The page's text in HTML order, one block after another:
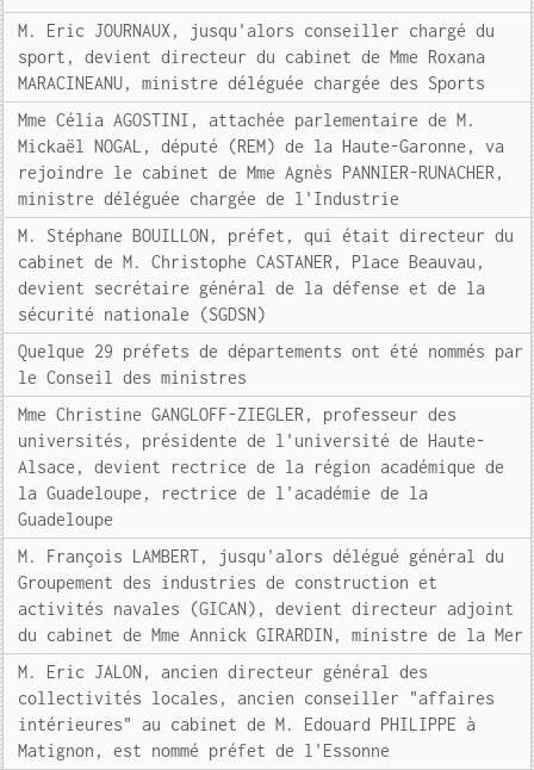
M. Eric JOURNAUX, jusqu'alors conseiller chargé du
sport, devient directeur du cabinet de Mme Roxana
MARACINEANU, ministre déléguée chargée des Sports
Mme Célia AGOSTINI, attachée parlementaire de M.
Mickaël NOGAL, député (REM) de la Haute-Garonne, va
rejoindre le cabinet de Mme Agnès PANNIER-RUNACHER,
ministre déléguée chargée de l'Industrie
M. Stéphane BOUILLON, préfet, qui était directeur du
cabinet de M. Christophe CASTANER, Place Beauvau,
devient secrétaire général de la défense et de la
sécurité nationale (SGDSN)
Quelque 29 préfets de départements ont été nommés par
le Conseil des ministres
Mme Christine GANGLOFF-ZIEGLER, professeur des
universités, présidente de l'université de Haute-
Alsace, devient rectrice de la région académique de
la Guadeloupe, rectrice de l'académie de la
Guadeloupe
M. François LAMBERT, jusqu'alors délégué général du
Groupement des industries de construction et
activités navales (GICAN), devient directeur adjoint
du cabinet de Mme Annick GIRARDIN, ministre de la Mer
M. Eric JALON, ancien directeur général des
collectivités locales, ancien conseiller "affaires
intérieures" au cabinet de M. Edouard PHILIPPE à
Matignon, est nommé préfet de l'Essonne